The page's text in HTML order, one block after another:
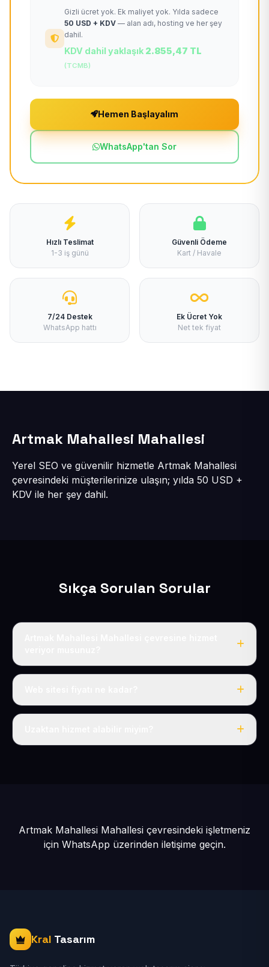
Gizli ücret yok. Ek maliyet yok. Yılda sadece
50 USD + KDV — alan adı, hosting ve her şey
dahil.
KDV dahil yaklaşık 2.855,47 TL
(TCMB)
Hemen Başlayalım
WhatsApp'tan Sor
Hızlı Teslimat
1-3 iş günü
Güvenli Ödeme
Kart / Havale
7/24 Destek
WhatsApp hattı
Ek Ücret Yok
Net tek fiyat
Artmak Mahallesi Mahallesi
Yerel SEO ve güvenilir hizmetle Artmak Mahallesi
çevresindeki müşterilerinize ulaşın; yılda 50 USD +
KDV ile her şey dahil.
Sıkça Sorulan Sorular
Evet, Artmak Mahallesi dahil tüm Pınarbaşı ve Pınarbaşı
Tek fiyat: yılda 50 USD + KDV, her şey dahil.
Artmak Mahallesi Mahallesi çevresindeki işletmeniz
için WhatsApp üzerinden iletişime geçin.
Kral Tasarım